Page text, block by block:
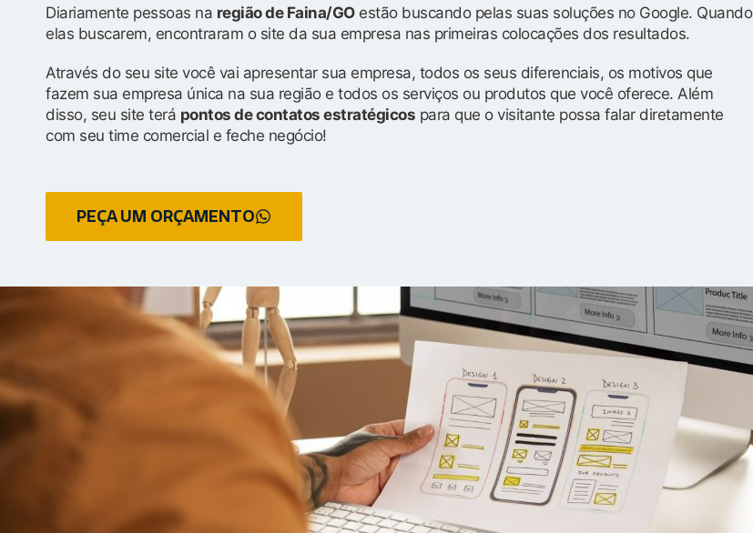
Diariamente pessoas na região de Faina/GOestão buscando pelas suas soluções no Google. Quando
elas buscarem, encontraram o site da sua empresa nas primeiras colocações dos resultados.
Através do seu site você vai apresentar sua empresa, todos os seus diferenciais, os motivos que
fazem sua empresa única na sua região e todos os serviços ou produtos que você oferece. Além
disso, seu site terá pontos de contatos estratégicos para que o visitante possa falar diretamente
com seu time comercial e feche negócio!
PEÇA UM ORÇAMENTO